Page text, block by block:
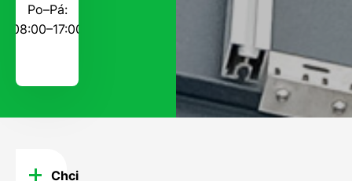
Po–Pá:
08:00–17:00
Chci